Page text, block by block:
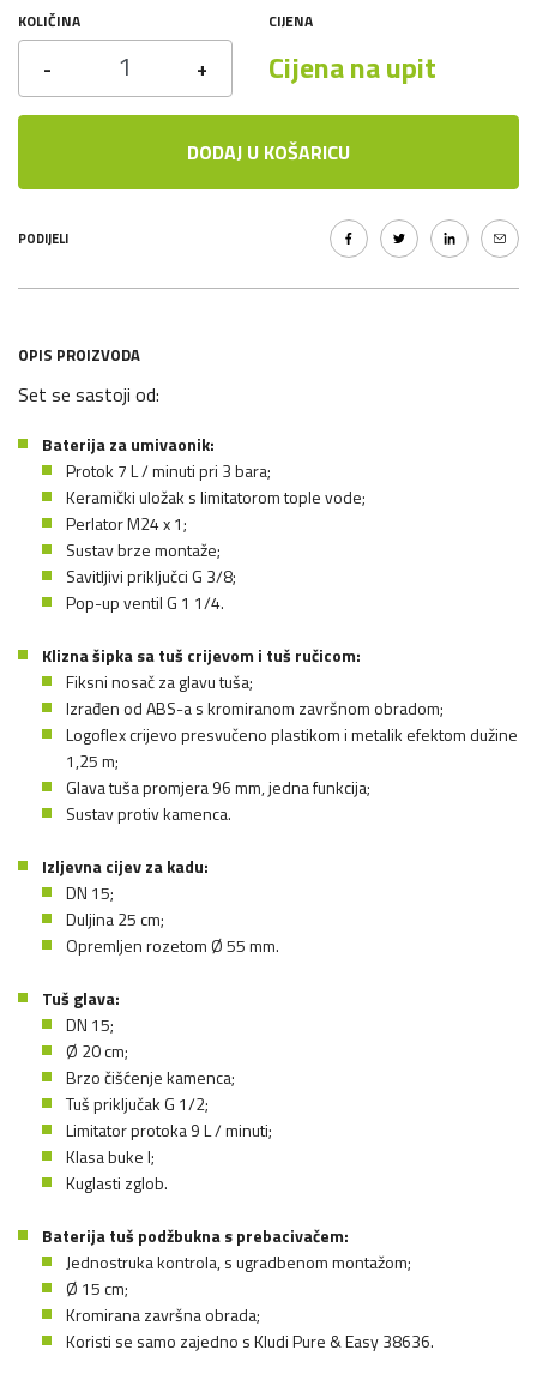
KOLIČINA
- +
CIJENA
Cijena na upit
DODAJ U KOŠARICU
PODIJELI
OPIS PROIZVODA
Set se sastoji od:
Baterija za umivaonik:
Protok 7 L / minuti pri 3 bara;
Keramički uložak s limitatorom tople vode;
Perlator M24 x 1;
Sustav brze montaže;
Savitljivi priključci G 3/8;
Pop-up ventil G 1 1/4.
Klizna šipka sa tuš crijevom i tuš ručicom:
Fiksni nosač za glavu tuša;
Izrađen od ABS-a s kromiranom završnom obradom;
Logoflex crijevo presvučeno plastikom i metalik efektom dužine
1,25 m;
Glava tuša promjera 96 mm, jedna funkcija;
Sustav protiv kamenca.
Izljevna cijev za kadu:
DN 15;
Duljina 25 cm;
Opremljen rozetom Ø 55 mm.
Tuš glava:
DN 15;
Ø 20 cm;
Brzo čišćenje kamenca;
Tuš priključak G 1/2;
Limitator protoka 9 L / minuti;
Klasa buke I;
Kuglasti zglob.
Baterija tuš podžbukna s prebacivačem:
Jednostruka kontrola, s ugradbenom montažom;
Ø 15 cm;
Kromirana završna obrada;
Koristi se samo zajedno s Kludi Pure & Easy 38636.